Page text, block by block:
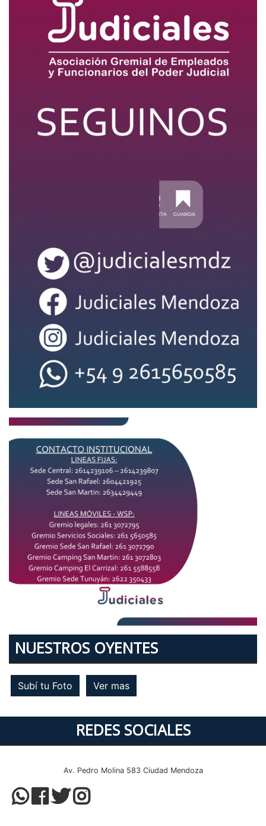
NUESTROS OYENTES
Subí tu Foto Ver mas
REDES SOCIALES
Av. Pedro Molina 583 Ciudad Mendoza